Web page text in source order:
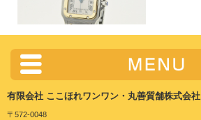
サントスガルベLM SS/YG Qz 旧
ベルト
販売価格:218,000円（税込）
有限会社 ここほれワンワン・丸善質舗株式会社
〒572-0048